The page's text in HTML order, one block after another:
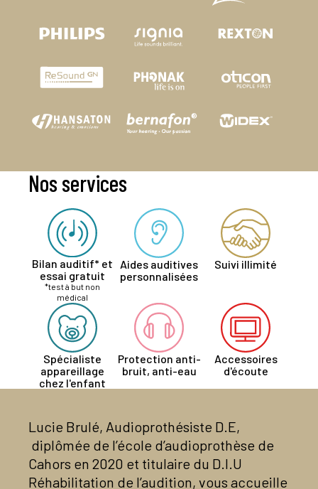
Nos services
Bilan auditif* et
essai gratuit
*test à but non
médical
Aides auditives
personnalisées
Suivi illimité
Spécialiste
appareillage
chez l'enfant
Protection anti-
bruit, anti-eau
Accessoires
d'écoute
Lucie Brulé, Audioprothésiste D.E,
diplômée de l’école d’audioprothèse de
Cahors en 2020 et titulaire du D.I.U
Réhabilitation de l’audition, vous accueille